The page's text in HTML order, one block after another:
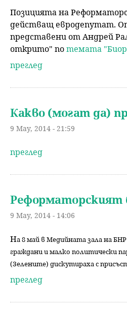
Позицията на
действащ евродепутат.
представени от Андрей
открито" потемата
преглед
Какво (могат да)
9 May, 2014 - 21:59
преглед
Реформаторският
9 May, 2014 - 14:06
На 8 май в Медийната зала на
граждани и малко политически
(Зелените) дискутираха с
преглед